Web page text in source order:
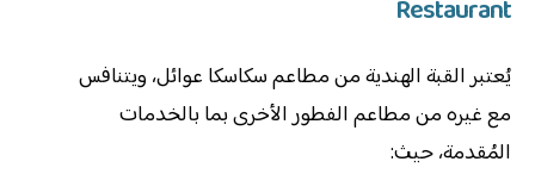
Restaurant
يُعتبر القبة الهندية من مطاعم سكاسكا عوائل، ويتنافس
مع غيره من مطاعم الفطور الأخرى بما بالخدمات
المُقدمة، حيث: